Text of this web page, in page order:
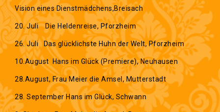
Vision eines Dienstmädchens,Breisach
20. Juli Die Heldenreise, Pforzheim
26. Juli Das glücklichste Huhn der Welt, Pforzheim
10.August Hans im Glück (Premiere), Neuhausen
28.August, Frau Meier die Amsel, Mutterstadt
28. September Hans im Glück, Schwann